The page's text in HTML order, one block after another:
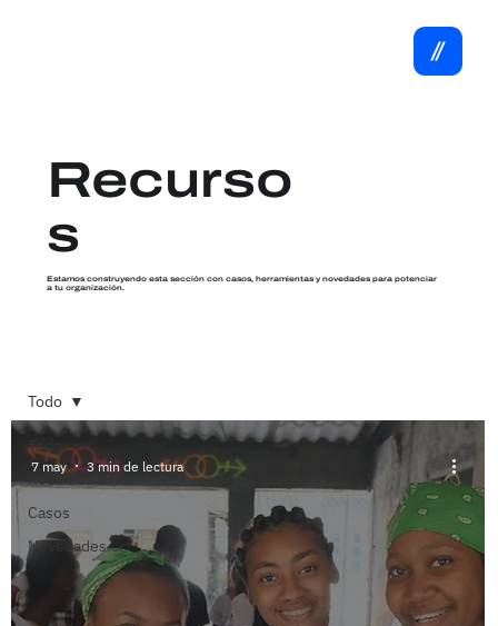
Recurso
s
Estamos construyendo esta sección con casos, herramientas y novedades para potenciar
a tu organización.
Todo
Recursos
Casos
Novedades
Todo
7 may 3 min de lectura